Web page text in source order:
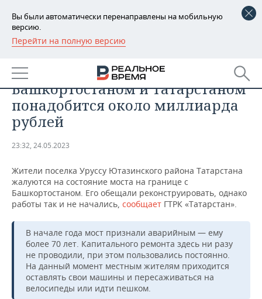
Вы были автоматически перенаправлены на мобильную
версию.
Перейти на полную версию
РЕГИОНЫ
БАШКОРТОСТАН
ТАТАРСТАН
УДМУРТИЯ
НОВОСТИ
АНАЛИТИКА
НОВОСТИ АНАЛИТИКИ
ДЕКЛАРАЦИИ О ДОХОДАХ
КОРОЛИ ГОСЗАКАЗА ПФО
ВУЗЫ ТАТАРСТАНА
КОМУ ПРИНАДЛЕЖАТ
ТОРГОВЫЕ ЦЕНТРЫ
ТАТАРСТАНА
ЭКОНОМИКА
НОВОСТИ ЭКОНОМИКИ
ФИНАНСЫ
БАНКИ
БЮДЖЕТ
ИНВЕСТИЦИИ
ПРОМЫШЛЕННОСТЬ
НОВОСТИ
ПРОМЫШЛЕННОСТИ
МАШИНОСТРОЕНИЕ
НЕФТЕХИМИЯ
НЕФТЬ
НЕДВИЖИМОСТЬ
НОВОСТИ НЕДВИЖИМОСТИ
АВТО
НОВОСТИ АВТО
БИЗНЕС
НОВОСТИ БИЗНЕСА
РОЗНИЧНАЯ ТОРГОВЛЯ
ТЕХНОЛОГИИ
НОВОСТИ ТЕХНОЛОГИЙ
МЕРОПРИЯТИЯ
На реконструкцию моста между
Башкортостаном и Татарстаном
понадобится около миллиарда
рублей
23:32, 24.05.2023
Жители поселка Уруссу Ютазинского района Татарстана
жалуются на состояние моста на границе с
Башкортостаном. Его обещали реконструировать, однако
работы так и не начались, сообщает ГТРК «Татарстан».
В начале года мост признали аварийным — ему
более 70 лет. Капитального ремонта здесь ни разу
не проводили, при этом пользовались постоянно.
На данный момент местным жителям приходится
оставлять свои машины и пересаживаться на
велосипеды или идти пешком.